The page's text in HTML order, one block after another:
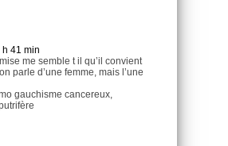
41 min
me semble t il qu’il convient
parle d’une femme, mais l’une
gauchisme cancereux,